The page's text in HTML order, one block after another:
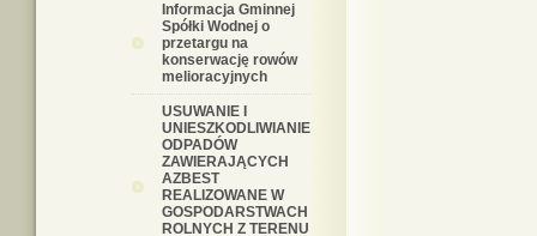
Informacja Gminnej
Spółki Wodnej o
przetargu na
konserwację rowów
melioracyjnych
USUWANIE I
UNIESZKODLIWIANIE
ODPADÓW
ZAWIERAJĄCYCH
AZBEST
REALIZOWANE W
GOSPODARSTWACH
ROLNYCH Z TERENU